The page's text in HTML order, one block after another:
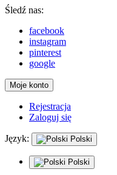
Śledź nas:
facebook
instagram
pinterest
google
Moje konto
Rejestracja
Zaloguj się
Język: Polski
Polski